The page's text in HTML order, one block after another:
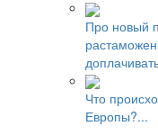
Про новый
Что
Европы?...